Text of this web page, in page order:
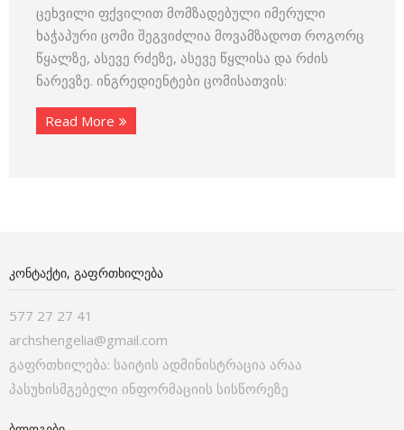
ცეხვილი ფქვილით მომზადებული იმერული
ხაჭაპური ცომი შეგვიძლია მოვამზადოთ როგორც
წყალზე, ასევე რძეზე, ასევე წყლისა და რძის
ნარევზე. ინგრედიენტები ცომისათვის:
Read More
ᲙᲝᲜᲢᲐᲥᲢᲘ, ᲒᲐᲤᲠᲗᲮᲘᲚᲔᲑᲐ
577 27 27 41
archshengelia@gmail.com
გაფრთხილება: საიტის ადმინისტრაცია არაა
პასუხისმგებელი ინფორმაციის სისწორეზე